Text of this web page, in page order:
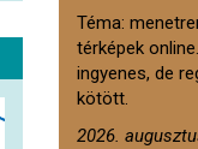
Téma:
térképek
ingyenes, de
kötött.
2026.